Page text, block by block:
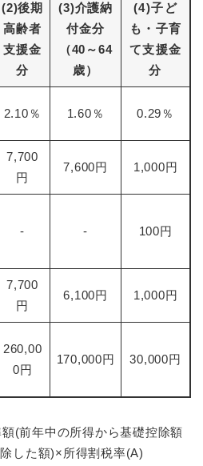
(2)後期
高齢者
支援金
分
(3)介護納
付金分
（40～64
歳）
(4)子ど
も・子育
て支援金
分
2.10％ 1.60％ 0.29％
7,700
円
7,600円 1,000円
- - 100円
7,700
円
6,100円 1,000円
260,00
0円
170,000円 30,000円
(前年中の所得から基礎控除額
した額)×所得割税率(A)